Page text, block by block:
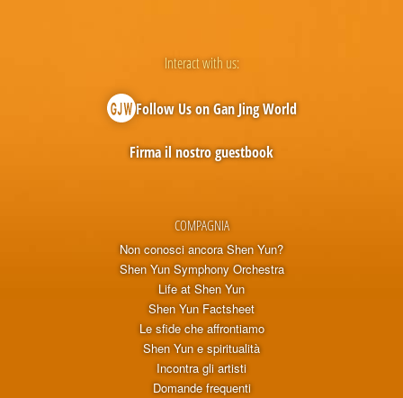
COMPAGNIA
Non conosci ancora Shen Yun?
Shen Yun Symphony Orchestra
Life at Shen Yun
Shen Yun Factsheet
Le sfide che affrontiamo
Shen Yun e spiritualità
Incontra gli artisti
Domande frequenti
Interact with us:
Follow Us on Gan Jing World
Firma il nostro guestbook